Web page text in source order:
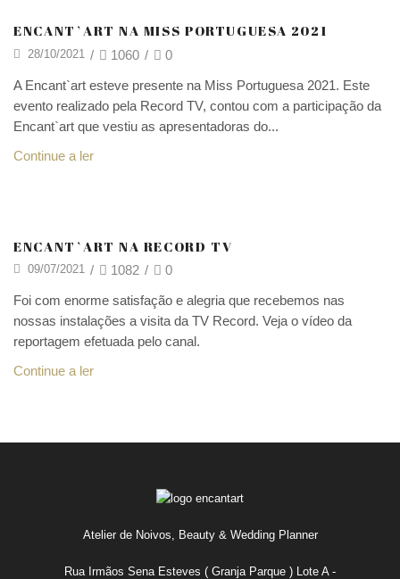
ENCANT`ART NA MISS PORTUGUESA 2021
28/10/2021 / 1060 / 0
A Encant`art esteve presente na Miss Portuguesa 2021. Este
evento realizado pela Record TV, contou com a participação da
Encant`art que vestiu as apresentadoras do...
Continue a ler
ENCANT`ART NA RECORD TV
09/07/2021 / 1082 / 0
Foi com enorme satisfação e alegria que recebemos nas
nossas instalações a visita da TV Record. Veja o vídeo da
reportagem efetuada pelo canal.
Continue a ler
Atelier de Noivos, Beauty & Wedding Planner
Rua Irmãos Sena Esteves ( Granja Parque ) Lote A -